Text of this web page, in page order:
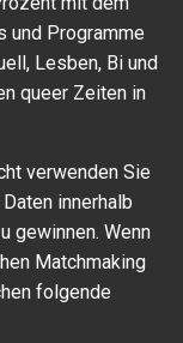
und Programme
Lesben, Bi und
queer Zeiten in
verwenden Sie
innerhalb
gewinnen. Wenn
Matchmaking
folgende